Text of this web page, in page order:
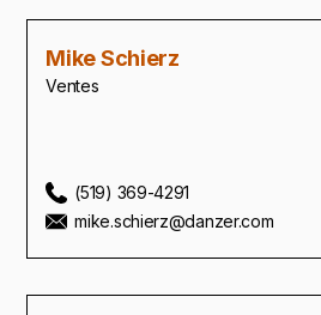
Mike Schierz
Ventes
(519) 369-4291
mike.schierz@danzer.com